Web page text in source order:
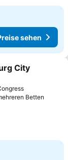
sehen
City
Betten